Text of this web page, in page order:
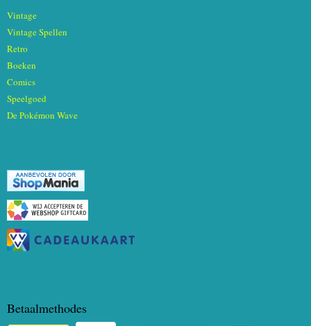
Vintage
Vintage Spellen
Retro
Boeken
Comics
Speelgoed
De Pokémon Wave
Betaalmethodes